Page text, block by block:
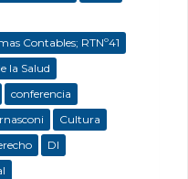
Contables; RTNº41
la Salud
conferencia
Cultura
DI